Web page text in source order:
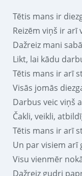
Tētis mans ir
Reizēm viņš ir arī
Dažreiz mani
Likt, lai kādu
Tētis mans ir arī
Visās jomās
Darbus veic viņš
Čakli, veikli,
Tētis mans ir arī
Un par visiem arī
Visu vienmēr
Dažreiz gudri